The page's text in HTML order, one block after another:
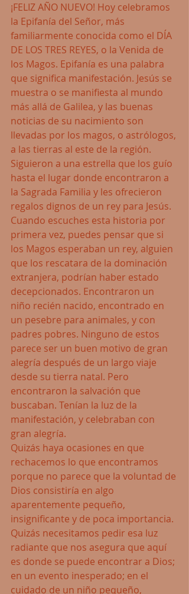
¡FELIZ AÑO NUEVO! Hoy celebramos
la Epifanía del Señor, más
familiarmente conocida como el DÍA
DE LOS TRES REYES, o la Venida de
los Magos. Epifanía es una palabra
que significa manifestación. Jesús se
muestra o se manifiesta al mundo
más allá de Galilea, y las buenas
noticias de su nacimiento son
llevadas por los magos, o astrólogos,
a las tierras al este de la región.
Siguieron a una estrella que los guío
hasta el lugar donde encontraron a
la Sagrada Familia y les ofrecieron
regalos dignos de un rey para Jesús.
Cuando escuches esta historia por
primera vez, puedes pensar que si
los Magos esperaban un rey, alguien
que los rescatara de la dominación
extranjera, podrían haber estado
decepcionados. Encontraron un
niño recién nacido, encontrado en
un pesebre para animales, y con
padres pobres. Ninguno de estos
parece ser un buen motivo de gran
alegría después de un largo viaje
desde su tierra natal. Pero
encontraron la salvación que
buscaban. Tenían la luz de la
manifestación, y celebraban con
gran alegría.
Quizás haya ocasiones en que
rechacemos lo que encontramos
porque no parece que la voluntad de
Dios consistiría en algo
aparentemente pequeño,
insignificante y de poca importancia.
Quizás necesitamos pedir esa luz
radiante que nos asegura que aquí
es donde se puede encontrar a Dios;
en un evento inesperado; en el
cuidado de un niño pequeño,